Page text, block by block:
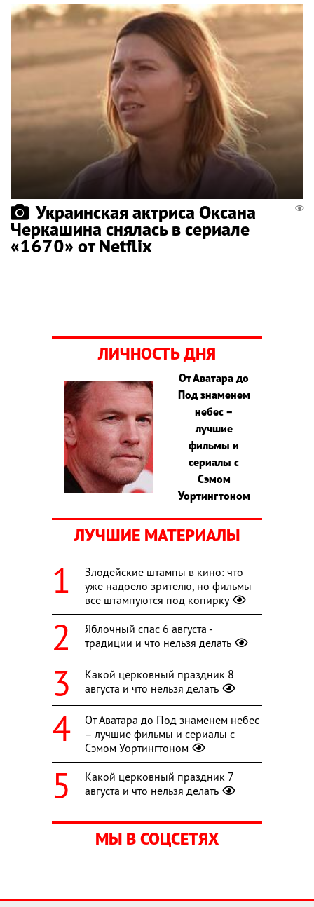
Украинская актриса Оксана
Черкашина снялась в сериале
«1670» от Netflix
ЛИЧНОСТЬ ДНЯ
От Аватара до
Под знаменем
небес –
лучшие
фильмы и
сериалы с
Сэмом
Уортингтоном
ЛУЧШИЕ МАТЕРИАЛЫ
Злодейские штампы в кино: что
уже надоело зрителю, но фильмы
все штампуются под копирку
Яблочный спас 6 августа -
традиции и что нельзя делать
Какой церковный праздник 8
августа и что нельзя делать
От Аватара до Под знаменем небес
– лучшие фильмы и сериалы с
Сэмом Уортингтоном
Какой церковный праздник 7
августа и что нельзя делать
МЫ В СОЦСЕТЯХ